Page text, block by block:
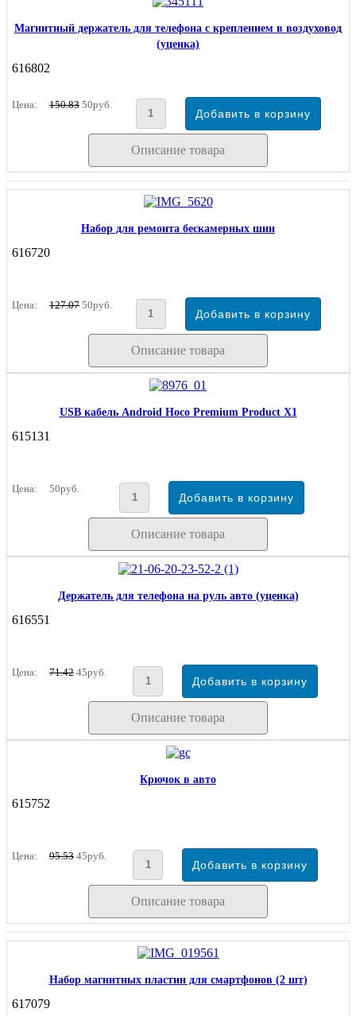
Магнитный держатель для телефона с креплением в воздуховод
(уценка)
616802
Цена: 150.83 50руб.
Описание товара
Набор для ремонта бескамерных шин
616720
Цена: 127.07 50руб.
Описание товара
USB кабель Android Hoco Premium Product X1
615131
Цена: 50руб.
Описание товара
Держатель для телефона на руль авто (уценка)
616551
Цена: 71.42 45руб.
Описание товара
Крючок в авто
615752
Цена: 95.53 45руб.
Описание товара
Набор магнитных пластин для смартфонов (2 шт)
617079